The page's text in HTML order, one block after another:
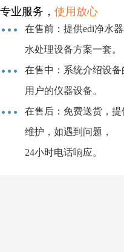
专业服务， 使用放心
在售前：提供edi净水
水处理设备方案一套。
在售中：系统介绍设
用户的仪器设备。
在售后：免费送货，
维护，如遇到问题，
24小时电话响应。